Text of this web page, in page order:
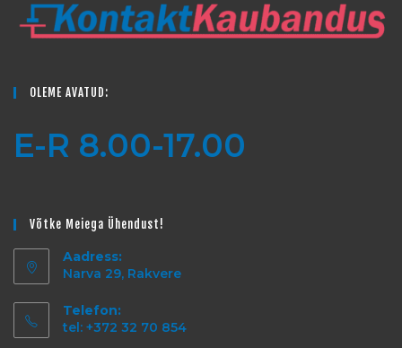
OLEME AVATUD:
E-R 8.00-17.00
Võtke Meiega Ühendust!
Aadress:
Narva 29, Rakvere
Telefon:
tel: +372 32 70 854